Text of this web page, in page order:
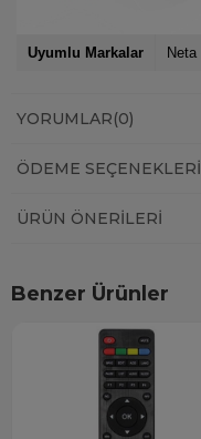
Uyumlu Markalar Neta
YORUMLAR(0)
ÖDEME SEÇENEKLERI
ÜRÜN ÖNERILERI
Benzer Ürünler